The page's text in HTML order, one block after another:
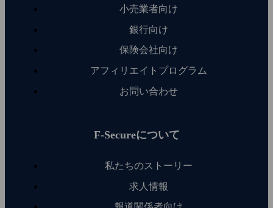
小売業者向け
銀行向け
保険会社向け
アフィリエイトプログラム
お問い合わせ
F‑Secureについて
私たちのストーリー
求人情報